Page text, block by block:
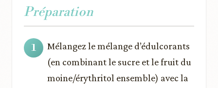
Préparation
Mélangez le mélange d’édulcorants
(en combinant le sucre et le fruit du
moine/érythritol ensemble) avec la